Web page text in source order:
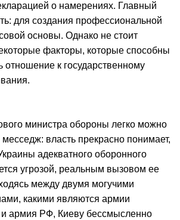
о намерениях. Главный
для создания профессиональной
основы. Однако не стоит
факторы, которые способны
отношение к государственному
министра обороны легко можно
власть прекрасно понимает,
адекватного оборонного
угрозой, реальным вызовом ее
между двумя могучими
какими являются армии
и армия РФ, Киеву бессмысленно